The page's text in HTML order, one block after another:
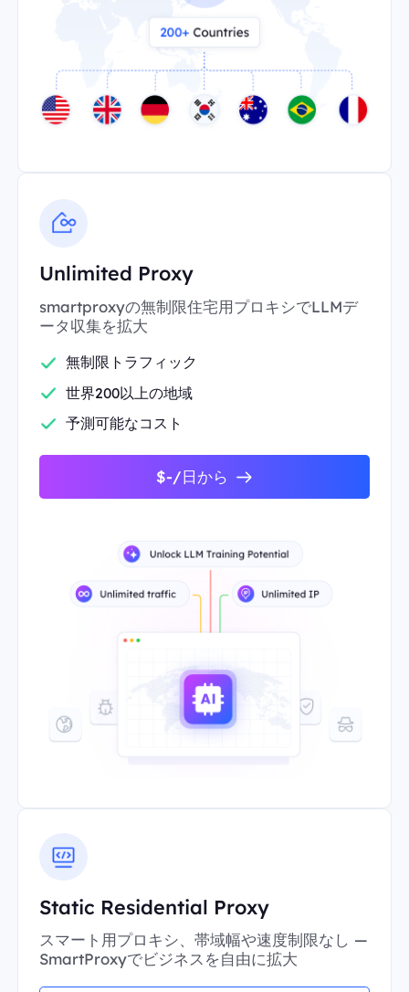
Unlimited Proxy
smartproxyの無制限住宅用プロキシでLLMデ
ータ収集を拡大
無制限トラフィック
世界200以上の地域
予測可能なコスト
$-/日から
Static Residential Proxy
スマート用プロキシ、帯域幅や速度制限なし —
SmartProxyでビジネスを自由に拡大